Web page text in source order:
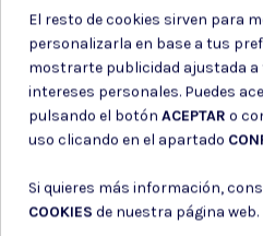
20,95 €
El resto de cookies sirven para
personalizarla en base a tus
mostrarte publicidad ajustada a
intereses personales. Puedes
pulsando el botón ACEPTAR o
uso clicando en el apartado
Si quieres más información,
COOKIES de nuestra página web.